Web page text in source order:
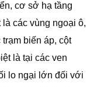
cơ sở hạ tầng
các vùng ngoại ô,
biến áp, cột
là tại các ven
lo ngại lớn đối với